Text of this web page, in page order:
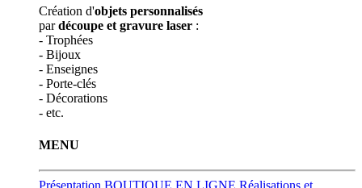
Création d'objets personnalisés
pardécoupe et gravure laser :
- Trophées
- Bijoux
- Enseignes
- Porte-clés
- Décorations
- etc.
MENU
Présentation BOUTIQUE EN LIGNE Réalisations et